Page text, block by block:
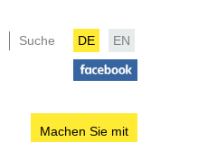
Suche DE EN
Machen Sie mit